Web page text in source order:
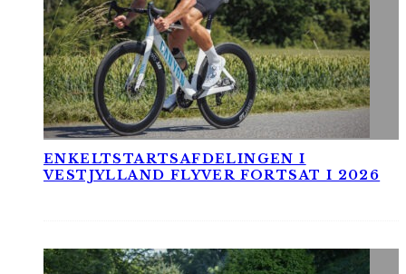
ENKELTSTARTSAFDELINGEN I
VESTJYLLAND FLYVER FORTSAT I 2026